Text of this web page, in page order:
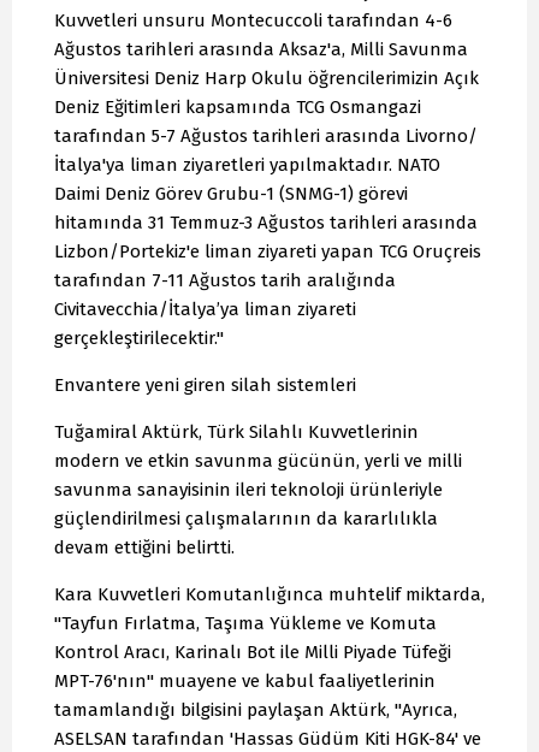
Kuvvetleri unsuru Montecuccoli tarafından 4-6
Ağustos tarihleri arasında Aksaz'a, Milli Savunma
Üniversitesi Deniz Harp Okulu öğrencilerimizin Açık
Deniz Eğitimleri kapsamında TCG Osmangazi
tarafından 5-7 Ağustos tarihleri arasında Livorno/
İtalya'ya liman ziyaretleri yapılmaktadır. NATO
Daimi Deniz Görev Grubu-1 (SNMG-1) görevi
hitamında 31 Temmuz-3 Ağustos tarihleri arasında
Lizbon/Portekiz'e liman ziyareti yapan TCG Oruçreis
tarafından 7-11 Ağustos tarih aralığında
Civitavecchia/İtalya’ya liman ziyareti
gerçekleştirilecektir."
Envantere yeni giren silah sistemleri
Tuğamiral Aktürk, Türk Silahlı Kuvvetlerinin
modern ve etkin savunma gücünün, yerli ve milli
savunma sanayisinin ileri teknoloji ürünleriyle
güçlendirilmesi çalışmalarının da kararlılıkla
devam ettiğini belirtti.
Kara Kuvvetleri Komutanlığınca muhtelif miktarda,
"Tayfun Fırlatma, Taşıma Yükleme ve Komuta
Kontrol Aracı, Karinalı Bot ile Milli Piyade Tüfeği
MPT-76'nın" muayene ve kabul faaliyetlerinin
tamamlandığı bilgisini paylaşan Aktürk, "Ayrıca,
ASELSAN tarafından 'Hassas Güdüm Kiti HGK-84' ve